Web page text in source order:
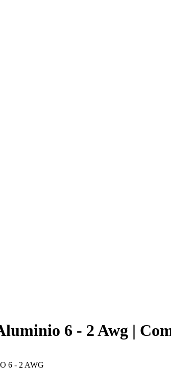
6 - 2 Awg |
6 - 2 AWG